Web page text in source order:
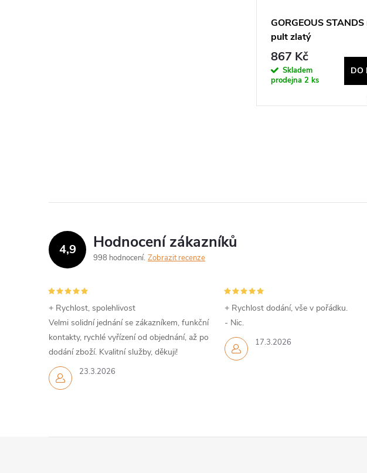
GORGEOUS
pult zlatý
867 Kč
Skladem
prodejna 2 ks
DO
4,9 Hodnocení zákazníků
998 hodnocení Zobrazit recenze
23.3.2026
+ Rychlost, spolehlivost
Velmi solidní jednání se zákazníkem, funkční
kontakty, rychlé vyřízení od objednání, až po
dodání zboží. Kvalitní služby, děkuji!
17.3.2026
+ Rychlost dodání, vše v pořádku.
- Nic.